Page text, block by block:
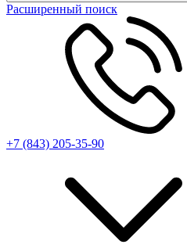
Расширенный поиск
+7 (843) 205-35-90